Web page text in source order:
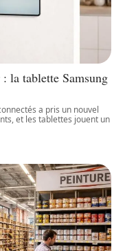
la tablette Samsung
a pris un nouvel
et les tablettes jouent un